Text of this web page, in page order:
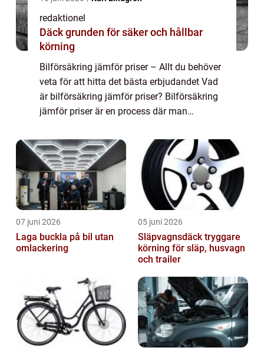
redaktionel
Däck grunden för säker och hållbar
körning
Bilförsäkring jämför priser – Allt du behöver
veta för att hitta det bästa erbjudandet Vad
är bilförsäkring jämför priser? Bilförsäkring
jämför priser är en process där man
försäkringsbolags erbjudanden för at...
07 juni 2026
Laga buckla på bil utan
omlackering
05 juni 2026
Släpvagnsdäck tryggare
körning för släp, husvagn
och trailer